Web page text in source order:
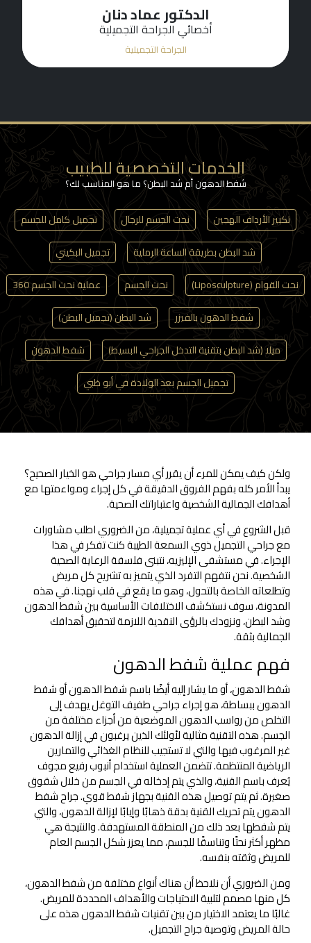
الدكتور عماد دنان
أخصائي الجراحة التجميلية
الجراحة التجميلية
الخدمات التخصصية للطبيب
شفط الدهون أم شد البطن؟ ما هو المناسب لك؟
تكبير الأرداف الهجين نحت الجسم للرجال
تجميل كامل للجسم
شد البطن بطريقة الساعة الرملية
تجميل البكيني
نحت القوام (Liposculpture)
نحت الجسم
عملية نحت الجسم 360
شفط الدهون بالفيزر
شد البطن (تجميل البطن)
ميلا (شد البطن بتقنية التدخل الجراحي البسيط)
شفط الدهون
تجميل الجسم بعد الولادة في أبو ظبي
ولكن كيف يمكن للمرء أن يقرر أي مسار جراحي هو الخيار الصحيح؟
يبدأ الأمر كله بفهم الفروق الدقيقة في كل إجراء ومواءمتها مع
أهدافك الجمالية الشخصية واعتباراتك الصحية.
قبل الشروع في أي عملية تجميلية، من الضروري اطلب مشاورات
مع جراحي التجميل ذوي السمعة الطيبة كنت تفكر في هذا
الإجراء. في مستشفى الإليزيه، نتبنى فلسفة الرعاية الصحية
الشخصية. نحن نتفهم التفرد الذي يتميز به تشريح كل مريض
وتطلعاته الخاصة بالتحول، وهو ما يقع في قلب نهجنا. في هذه
المدونة، سوف نستكشف الاختلافات الأساسية بين شفط الدهون
وشد البطن، ونزودك بالرؤى النقدية اللازمة لتحقيق أهدافك
الجمالية بثقة.
فهم عملية شفط الدهون
شفط الدهون، أو ما يشار إليه أيضًا باسم شفط الدهون أو شفط
الدهون ببساطة، هو إجراء جراحي طفيف التوغل يهدف إلى
التخلص من رواسب الدهون الموضعية من أجزاء مختلفة من
الجسم. هذه التقنية مثالية لأولئك الذين يرغبون في إزالة الدهون
غير المرغوب فيها والتي لا تستجيب للنظام الغذائي والتمارين
الرياضية المنتظمة. تتضمن العملية استخدام أنبوب رفيع مجوف
يُعرف باسم القنية، والذي يتم إدخاله في الجسم من خلال شقوق
صغيرة. ثم يتم توصيل هذه القنية بجهاز شفط قوي. جراح شفط
الدهون يتم تحريك القنية بدقة ذهابًا وإيابًا لإزالة الدهون، والتي
يتم شفطها بعد ذلك من المنطقة المستهدفة. والنتيجة هي
مظهر أكثر نحتًا وتناسقًا للجسم، مما يعزز شكل الجسم العام
للمريض وثقته بنفسه.
ومن الضروري أن نلاحظ أن هناك أنواع مختلفة من شفط الدهون،
كل منها مصمم لتلبية الاحتياجات والأهداف المحددة للمريض.
غالبًا ما يعتمد الاختيار من بين تقنيات شفط الدهون هذه على
حالة المريض وتوصية جراح التجميل.